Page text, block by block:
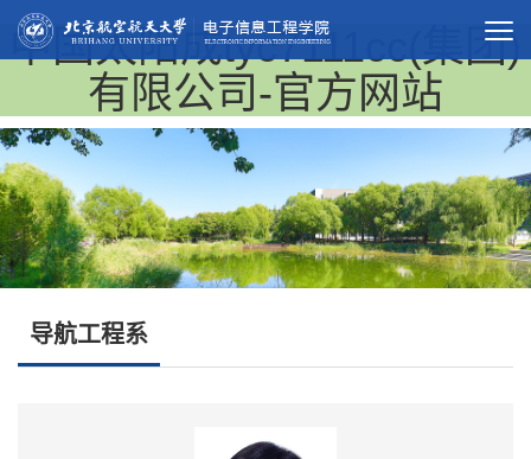
中国太阳成tyc7111cc(集团)
有限公司-官方网站
导航工程系